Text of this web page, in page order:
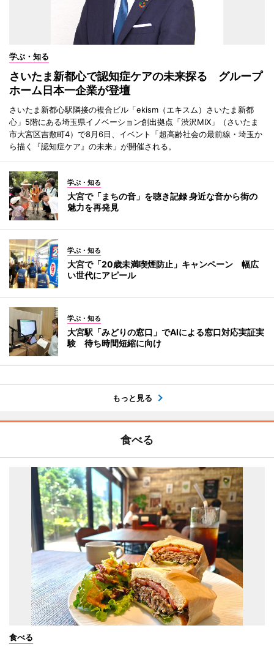
学ぶ・知る
さいたま新都心で認知症ケアの未来探る グループ
ホーム日本一企業が登壇
さいたま新都心駅隣接の複合ビル「ekism（エキスム）さいたま新都
心」5階にある埼玉県イノベーション創出拠点「渋沢MIX」（さいたま
市大宮区吉敷町4）で8月6日、イベント「超高齢社会の最前線・埼玉か
ら描く『認知症ケア』の未来」が開催される。
学ぶ・知る
大宮で「まちの音」を聴き記録 身近な音から街の
魅力を再発見
学ぶ・知る
大宮で「20歳未満喫煙防止」キャンペーン 幅広
い世代にアピール
学ぶ・知る
大宮駅「みどりの窓口」でAIによる窓口対応実証実
験 待ち時間短縮に向け
もっと見る
食べる
食べる